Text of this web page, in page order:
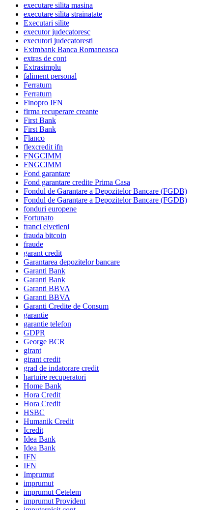
executare silita masina
executare silita strainatate
Executari silite
executor judecatoresc
executori judecatoresti
Eximbank Banca Romaneasca
extras de cont
Extrasimplu
faliment personal
Ferratum
Ferratum
Finopro IFN
firma recuperare creante
First Bank
First Bank
Flanco
flexcredit ifn
FNGCIMM
FNGCIMM
Fond garantare
Fond garantare credite Prima Casa
Fondul de Garantare a Depozitelor Bancare (FGDB)
Fondul de Garantare a Depozitelor Bancare (FGDB)
fonduri europene
Fortunato
franci elvetieni
frauda bitcoin
fraude
garant credit
Garantarea depozitelor bancare
Garanti Bank
Garanti Bank
Garanti BBVA
Garanti BBVA
Garanti Credite de Consum
garantie
garantie telefon
GDPR
George BCR
girant
girant credit
grad de indatorare credit
hartuire recuperatori
Home Bank
Hora Credit
Hora Credit
HSBC
Humanik Credit
Icredit
Idea Bank
Idea Bank
IFN
IFN
Imprumut
imprumut
imprumut Cetelem
imprumut Provident